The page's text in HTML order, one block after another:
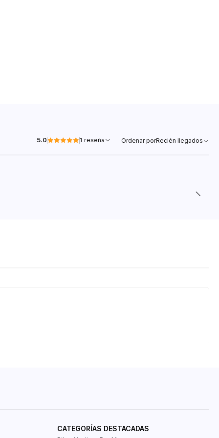
5.0 1 reseña Ordenar porRecién llegados
CATEGORÍAS DESTACADAS